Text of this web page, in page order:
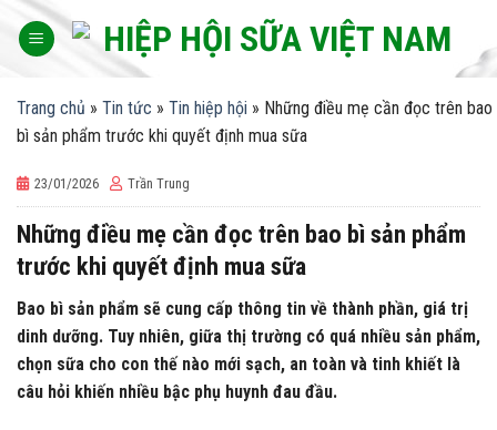
Trang chủ » Tin tức » Tin hiệp hội » Những điều mẹ cần đọc trên bao
bì sản phẩm trước khi quyết định mua sữa
23/01/2026 Trần Trung
Những điều mẹ cần đọc trên bao bì sản phẩm
trước khi quyết định mua sữa
Bao bì sản phẩm sẽ cung cấp thông tin về thành phần, giá trị
dinh dưỡng. Tuy nhiên, giữa thị trường có quá nhiều sản phẩm,
chọn sữa cho con thế nào mới sạch, an toàn và tinh khiết là
câu hỏi khiến nhiều bậc phụ huynh đau đầu.